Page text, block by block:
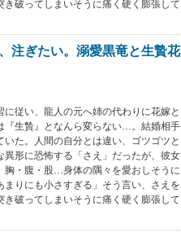
破ってしまいそうに痛く硬く膨張して
注ぎたい。溺愛黒竜と生贄花
従い、龍人の元へ姉の代わりに花嫁と
『生贄』となんら変らない…。結婚相手
た。人間の自分とは違い、ゴツゴツと
形に恐怖する「さえ」だったが、彼女
胸・腹・股…身体の隅々を愛おしそうに
りにも小さすぎる」そう言い、さえを
破ってしまいそうに痛く硬く膨張して